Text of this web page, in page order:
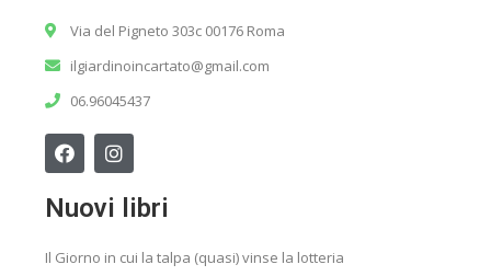
Via del Pigneto 303c 00176 Roma
ilgiardinoincartato@gmail.com
06.96045437
Nuovi libri
Il Giorno in cui la talpa (quasi) vinse la lotteria